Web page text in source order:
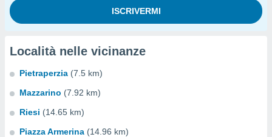
Località nelle vicinanze
Pietraperzia (7.5 km)
Mazzarino (7.92 km)
Riesi (14.65 km)
Piazza Armerina (14.96 km)